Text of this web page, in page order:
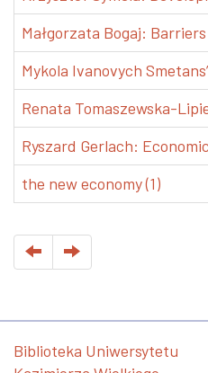
Małgorzata Bogaj:
Mykola Ivanovych
Renata Tomaszewska-
Ryszard Gerlach:
the new economy (1)
Biblioteka Uniwersytetu